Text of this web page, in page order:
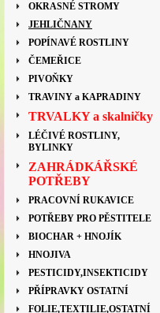
OKRASNÉ STROMY
JEHLIČNANY
POPÍNAVÉ ROSTLINY
ČEMEŘICE
PIVOŇKY
TRAVINY a KAPRADINY
TRVALKY a skalničky
LÉČIVÉ ROSTLINY,
BYLINKY
ZAHRÁDKÁŘSKÉ
POTŘEBY
PRACOVNÍ RUKAVICE
POTŘEBY PRO PĚSTITELE
BIOCHAR + HNOJÍK
HNOJIVA
PESTICIDY,INSEKTICIDY
PŘÍPRAVKY OSTATNÍ
FOLIE,TEXTILIE,OSTATNÍ